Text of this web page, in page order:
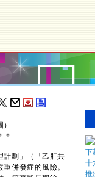
＊
劃」（「乙肝共
併發症的風險。